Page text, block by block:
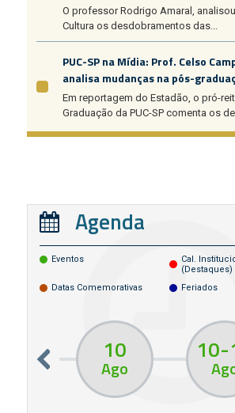
O professor Rodrigo Amaral,
Cultura os desdobramentos das...
PUC-SP na Mídia: Prof. Celso
analisa mudanças na pós-
Em reportagem do Estadão, o pró-
Graduação da PUC-SP comenta os
Agenda
Eventos
Cal.
(destaques)
Datas Comemorativas
Feriados
10
Ago
10